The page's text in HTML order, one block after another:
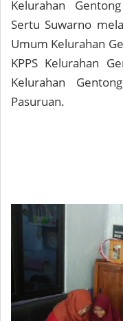
Kelurahan
Sertu Suwarno
Umum Kelurahan
KPPS Kelurahan
Kelurahan
Pasuruan.